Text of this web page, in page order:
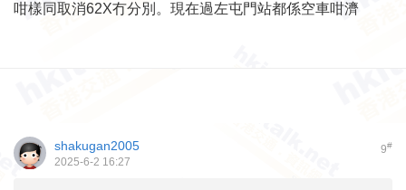
咁樣同取消62X冇分別。現在過左屯門站都係空車咁濟
9#
shakugan2005
2025-6-2 16:27